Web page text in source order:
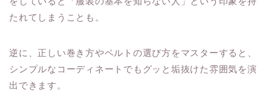
たれてしまうことも。
逆に、正しい巻き方やベルトの選び方をマスターすると、
シンプルなコーディネートでもグッと垢抜けた雰囲気を演
出できます。